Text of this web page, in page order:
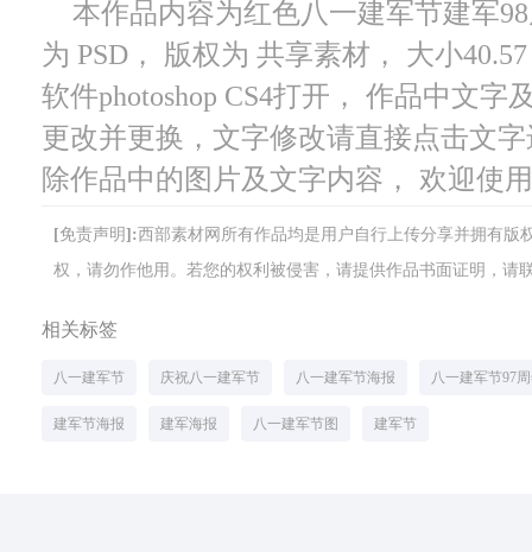
本作品内容为红色八一建军节建军
为 PSD， 版权为 共享素材， 大小
软件photoshop CS4打开， 作品中文
更改并更换，文字修改请直接点击文
除作品中的图片及文字内容， 欢迎使
[免责声明]:西部素材网所有作品均是用户自行上传分享并拥有
权，请勿作他用。若您的权利被侵害，请提供作品书面证明，请
相关标签
八一建军节 庆祝八一建军节 八一建军节海报 八一建军节97
建军节海报 建军海报 八一建军节图 建军节